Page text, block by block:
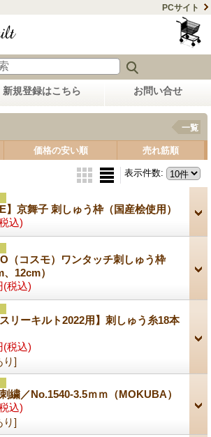
PCサイト
新規登録はこちら お問い合せ
一覧
価格の安い順 売れ筋順
表示件数:
】京舞子 刺しゅう枠（国産桧使用）
込)
（コスモ）ワンタッチ刺しゅう枠
、12cm）
(税込)
スリーキルト2022用】刺しゅう糸18本
(税込)
り]
繍／No.1540-3.5ｍｍ（MOKUBA）
込)
り]